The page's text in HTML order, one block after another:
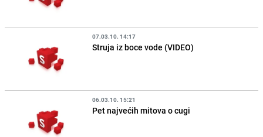
07.03.10. 14:17
Struja iz boce vode (VIDEO)
06.03.10. 15:21
Pet najvećih mitova o cugi